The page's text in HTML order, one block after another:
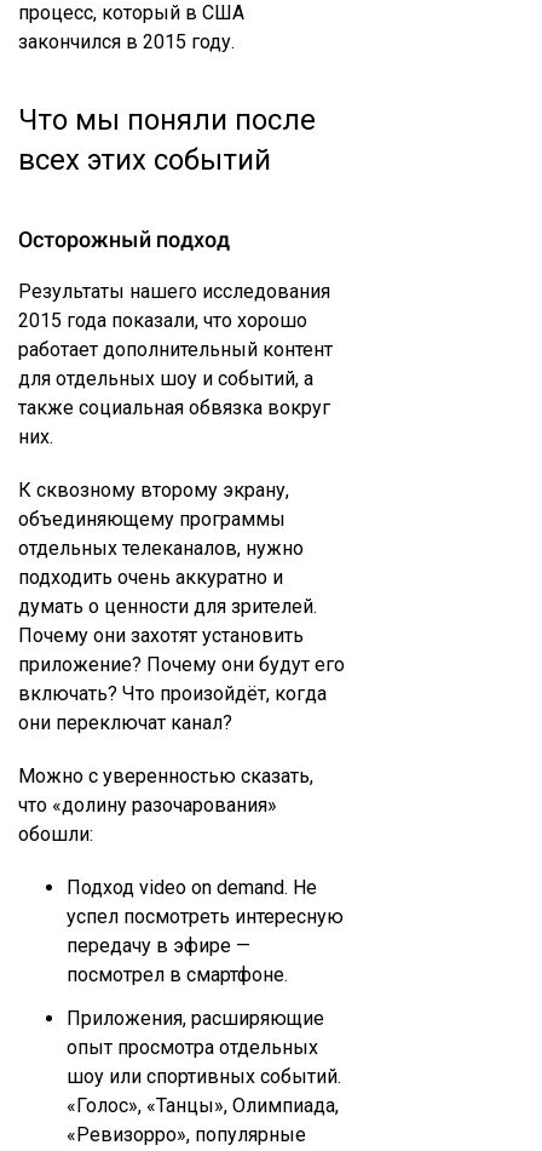
процесс, который в США
закончился в 2015 году.
Что мы поняли после
всех этих событий
Осторожный подход
Результаты нашего исследования
2015 года показали, что хорошо
работает дополнительный контент
для отдельных шоу и событий, а
также социальная обвязка вокруг
них.
К сквозному второму экрану,
объединяющему программы
отдельных телеканалов, нужно
подходить очень аккуратно и
думать о ценности для зрителей.
Почему они захотят установить
приложение? Почему они будут его
включать? Что произойдёт, когда
они переключат канал?
Можно с уверенностью сказать,
что «долину разочарования»
обошли:
Подход video on demand. Не
успел посмотреть интересную
передачу в эфире —
посмотрел в смартфоне.
Приложения, расширяющие
опыт просмотра отдельных
шоу или спортивных событий.
«Голос», «Танцы», Олимпиада,
«Ревизорро», популярные